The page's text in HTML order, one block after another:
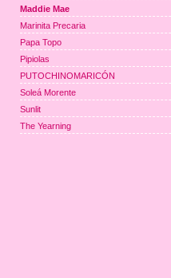
Maddie Mae
Marinita Precaria
Papa Topo
Pipiolas
PUTOCHINOMARICÓN
Soleá Morente
Sunlit
The Yearning